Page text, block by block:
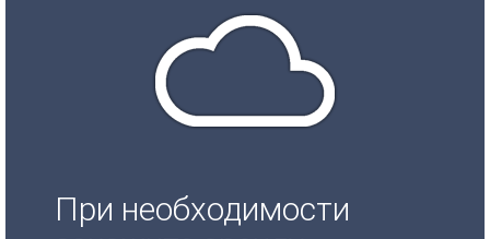
При необходимости